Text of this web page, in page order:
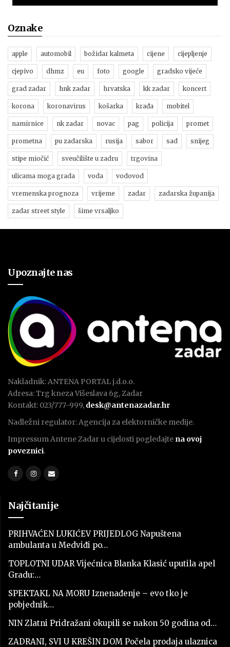
Oznake
apple automobil božidar kalmeta cijene cijepljenje
cjepivo dhmz eu foto google gradsko vijeće
grad zadar hnk zadar hrvatska kk zadar koncert
korona koronavirus košarka krađa mobitel
namirnice nk zadar novac pag policija promet
prometna pu zadarska rusija sabor sad snijeg
stipe miočić sveučilište u zadru trgovina
ulicama moga grada voda vodovod
vremenska prognoza vrijeme zadar zadarska županija
zadar street style šime vrsaljko
Upoznajte nas
Nakladnik: ANTENA PORTAL j.d.o.o.
Adresa: Trg kneza Višeslava 6g, Zadar
Kontakt: 023/777-999, desk@antenazadar.hr
Nadležni regulator: Agencija za elektorničke medije.
Impressum Antene Zadar u cijelosti pogledajte na ovoj
poveznici.
Najčitanije
PRIHVAĆEN LUKIĆEV PRIJEDLOG Napuštena
ambulanta u Medviđi po…
TOPLOTNI UDAR Vijećnica Blanka Klasić uputila apel
Gradu:…
SPEKTAKL NA MORU Iznenađenje – evo tko je
pobjednik…
NIN Zlatni Pridražani okupili se nakon 50 godina od…
ZADRANI, SVI U KREŠIN DOM Počela prodaja ulaznica